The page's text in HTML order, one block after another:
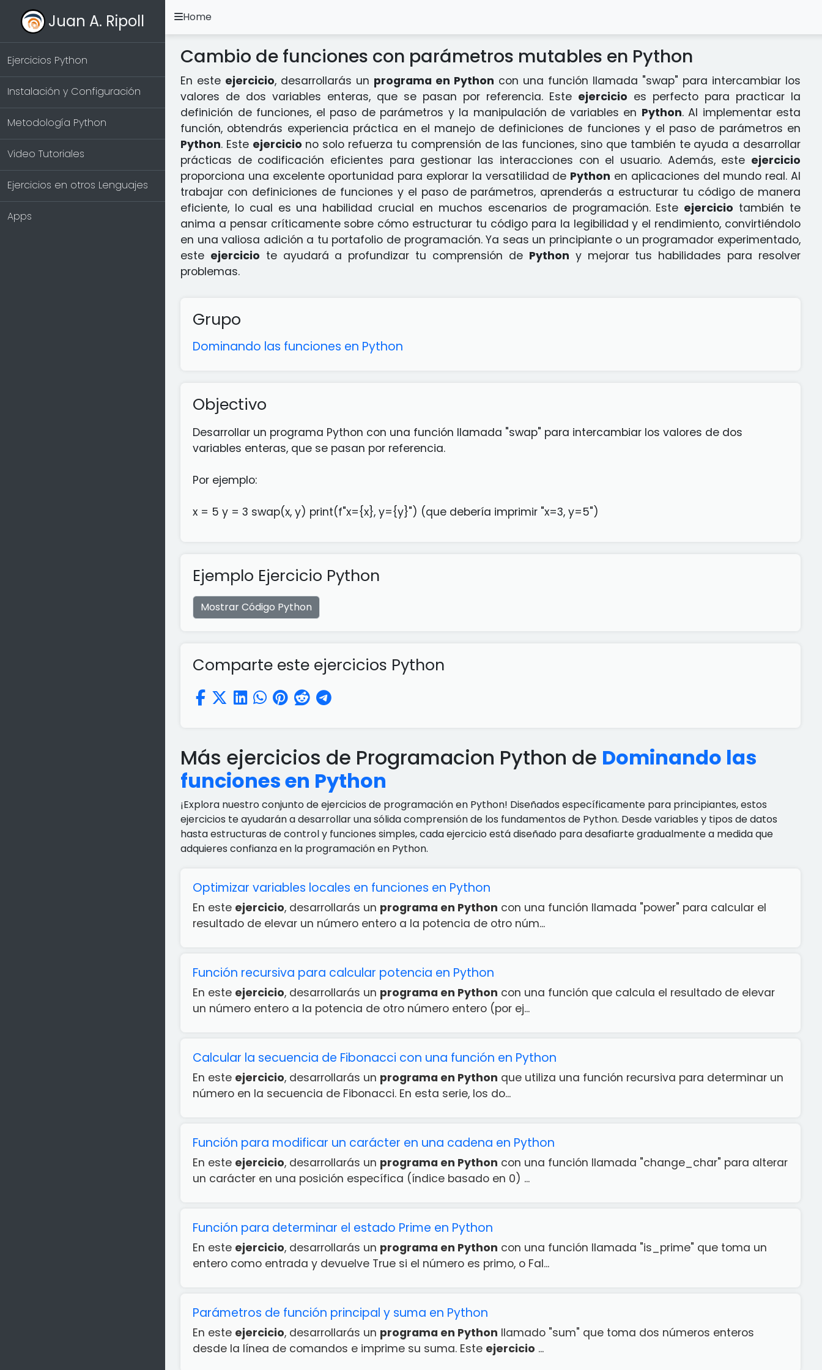
Juan A. Ripoll
Ejercicios Python
Instalación y Configuración
Metodología Python
Video Tutoriales
Ejercicios en otros Lenguajes
Apps
Home
Cambio de funciones con parámetros mutables en Python
En este ejercicio, desarrollarás un programa en Python con una función llamada "swap" para intercambiar los
valores de dos variables enteras, que se pasan por referencia. Este ejercicio es perfecto para practicar la
definición de funciones, el paso de parámetros y la manipulación de variables en Python. Al implementar esta
función, obtendrás experiencia práctica en el manejo de definiciones de funciones y el paso de parámetros en
Python. Este ejercicio no solo refuerza tu comprensión de las funciones, sino que también te ayuda a desarrollar
prácticas de codificación eficientes para gestionar las interacciones con el usuario. Además, este ejercicio
proporciona una excelente oportunidad para explorar la versatilidad de Python en aplicaciones del mundo real. Al
trabajar con definiciones de funciones y el paso de parámetros, aprenderás a estructurar tu código de manera
eficiente, lo cual es una habilidad crucial en muchos escenarios de programación. Este ejercicio también te
anima a pensar críticamente sobre cómo estructurar tu código para la legibilidad y el rendimiento, convirtiéndolo
en una valiosa adición a tu portafolio de programación. Ya seas un principiante o un programador experimentado,
este ejercicio te ayudará a profundizar tu comprensión de Python y mejorar tus habilidades para resolver
problemas.
Grupo
Dominando las funciones en Python
Objectivo
Desarrollar un programa Python con una función llamada "swap" para intercambiar los valores de dos
variables enteras, que se pasan por referencia.
Por ejemplo:
x = 5 y = 3 swap(x, y) print(f"x={x}, y={y}") (que debería imprimir "x=3, y=5")
Ejemplo Ejercicio Python
Mostrar Código Python
Comparte este ejercicios Python
Más ejercicios de Programacion Python de Dominando las
funciones en Python
¡Explora nuestro conjunto de ejercicios de programación en Python! Diseñados específicamente para principiantes, estos
ejercicios te ayudarán a desarrollar una sólida comprensión de los fundamentos de Python. Desde variables y tipos de datos
hasta estructuras de control y funciones simples, cada ejercicio está diseñado para desafiarte gradualmente a medida que
adquieres confianza en la programación en Python.
Optimizar variables locales en funciones en Python
En este ejercicio, desarrollarás un programa en Python con una función llamada "power" para calcular el
resultado de elevar un número entero a la potencia de otro núm...
Función recursiva para calcular potencia en Python
En este ejercicio, desarrollarás un programa en Python con una función que calcula el resultado de elevar
un número entero a la potencia de otro número entero (por ej...
Calcular la secuencia de Fibonacci con una función en Python
En este ejercicio, desarrollarás un programa en Python que utiliza una función recursiva para determinar un
número en la secuencia de Fibonacci. En esta serie, los do...
Función para modificar un carácter en una cadena en Python
En este ejercicio, desarrollarás un programa en Python con una función llamada "change_char" para alterar
un carácter en una posición específica (índice basado en 0) ...
Función para determinar el estado Prime en Python
En este ejercicio, desarrollarás un programa en Python con una función llamada "is_prime" que toma un
entero como entrada y devuelve True si el número es primo, o Fal...
Parámetros de función principal y suma en Python
En este ejercicio, desarrollarás un programa en Python llamado "sum" que toma dos números enteros
desde la línea de comandos e imprime su suma. Este ejercicio ...